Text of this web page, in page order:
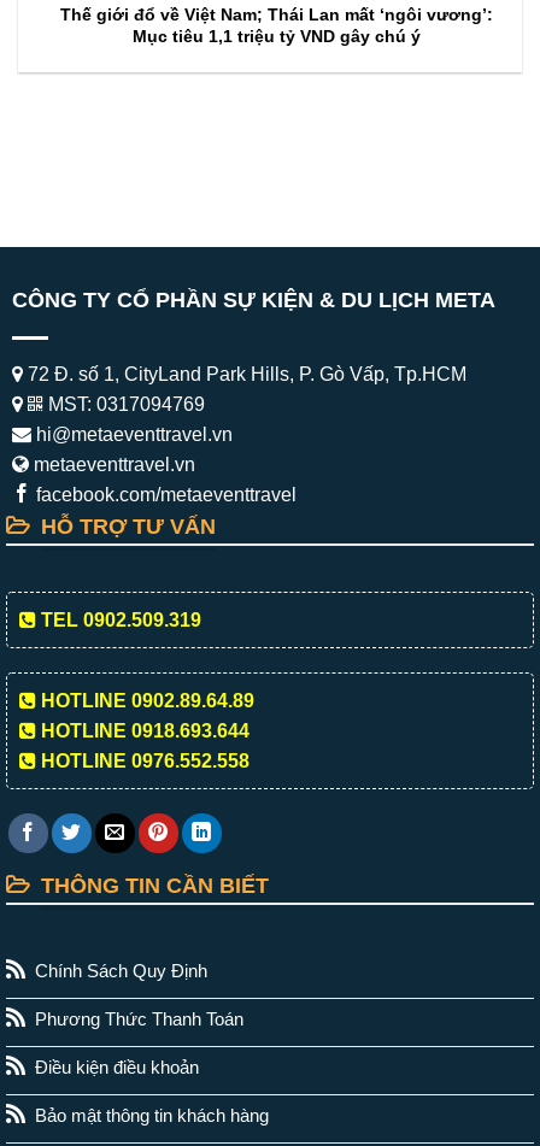
Thế giới đổ về Việt Nam; Thái Lan mất ‘ngôi vương’:
Mục tiêu 1,1 triệu tỷ VND gây chú ý
CÔNG TY CỔ PHẦN SỰ KIỆN & DU LỊCH META
72 Đ. số 1, CityLand Park Hills, P. Gò Vấp, Tp.HCM
MST: 0317094769
hi@metaeventtravel.vn
metaeventtravel.vn
facebook.com/metaeventtravel
HỖ TRỢ TƯ VẤN
TEL 0902.509.319
HOTLINE 0902.89.64.89
HOTLINE 0918.693.644
HOTLINE 0976.552.558
THÔNG TIN CẦN BIẾT
Chính Sách Quy Định
Phương Thức Thanh Toán
Điều kiện điều khoản
Bảo mật thông tin khách hàng